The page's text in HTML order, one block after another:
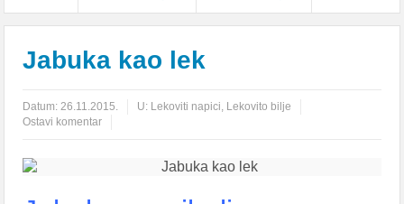
Jabuka kao lek
Datum:26.11.2015. U: Lekoviti napici, Lekovito bilje
Ostavi komentar